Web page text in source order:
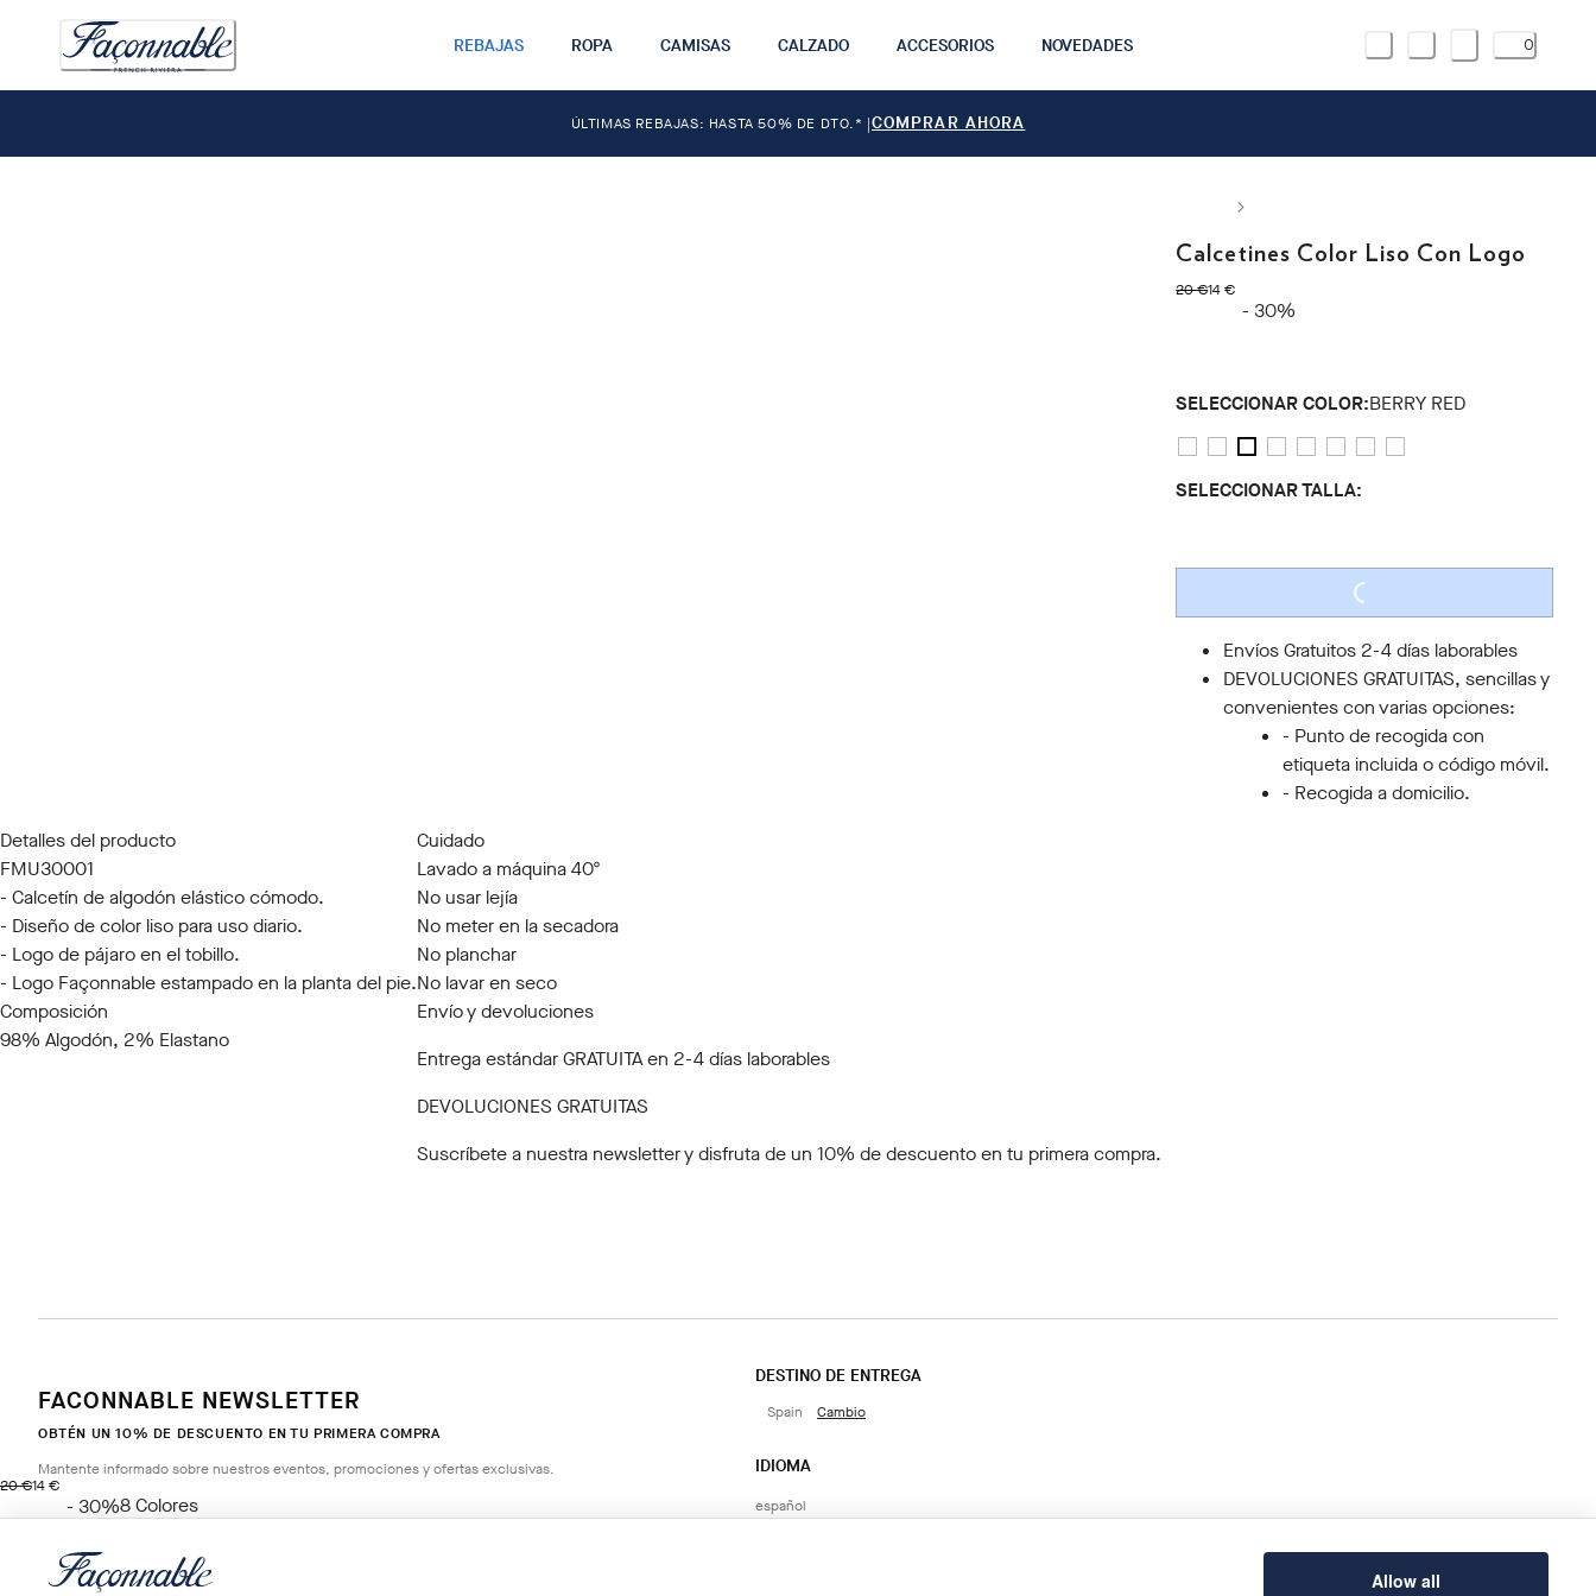
Allow all
REBAJAS ROPA CAMISAS CALZADO ACCESORIOS NOVEDADES 0
ÚLTIMAS REBAJAS: HASTA 50% DE DTO.* |COMPRAR AHORA
Calcetines Color Liso Con Logo
20 €
original price 20 €
14 €
precio actual 14 €
- 30%
SELECCIONAR COLOR:BERRY RED
SELECCIONAR TALLA:
LOADING...
Envíos Gratuitos 2-4 días laborables
DEVOLUCIONES GRATUITAS, sencillas y
convenientes con varias opciones:
- Punto de recogida con
etiqueta incluida o código móvil.
- Recogida a domicilio.
Detalles del producto
FMU30001
- Calcetín de algodón elástico cómodo.
- Diseño de color liso para uso diario.
- Logo de pájaro en el tobillo.
- Logo Façonnable estampado en la planta del pie.
Composición
98% Algodón, 2% Elastano
Cuidado
Lavado a máquina 40º
No usar lejía
No meter en la secadora
No planchar
No lavar en seco
Envío y devoluciones
Entrega estándar GRATUITA en 2-4 días laborables
DEVOLUCIONES GRATUITAS
Suscríbete a nuestra newslettery disfruta de un 10% de descuento en tu primera compra.
20 €
original price 20 €
14 €
precio actual 14 €
- 30%8Colores
FACONNABLE NEWSLETTER
OBTÉN UN 10% DE DESCUENTO EN TU PRIMERA COMPRA
Mantente informado sobre nuestros eventos, promociones y ofertas exclusivas.
DESTINO DE ENTREGA
Spain Cambio
IDIOMA
español